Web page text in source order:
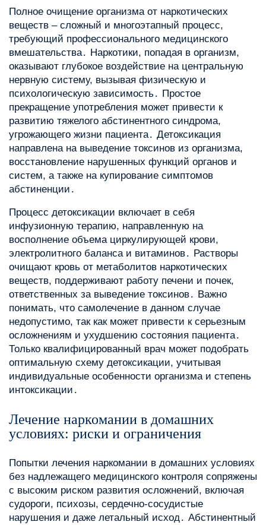
Полное очищение организма от наркотических
веществ – сложный и многоэтапный процесс,
требующий профессионального медицинского
вмешательства․ Наркотики, попадая в организм,
оказывают глубокое воздействие на центральную
нервную систему, вызывая физическую и
психологическую зависимость․ Простое
прекращение употребления может привести к
развитию тяжелого абстинентного синдрома,
угрожающего жизни пациента․ Детоксикация
направлена на выведение токсинов из организма,
восстановление нарушенных функций органов и
систем, а также на купирование симптомов
абстиненции․
Процесс детоксикации включает в себя
инфузионную терапию, направленную на
восполнение объема циркулирующей крови,
электролитного баланса и витаминов․ Растворы
очищают кровь от метаболитов наркотических
веществ, поддерживают работу печени и почек,
ответственных за выведение токсинов․ Важно
понимать, что самолечение в данном случае
недопустимо, так как может привести к серьезным
осложнениям и ухудшению состояния пациента․
Только квалифицированный врач может подобрать
оптимальную схему детоксикации, учитывая
индивидуальные особенности организма и степень
интоксикации․
Лечение наркомании в домашних
условиях: риски и ограничения
Попытки лечения наркомании в домашних условиях
без надлежащего медицинского контроля сопряжены
с высоким риском развития осложнений, включая
судороги, психозы, сердечно-сосудистые
нарушения и даже летальный исход․ Абстинентный